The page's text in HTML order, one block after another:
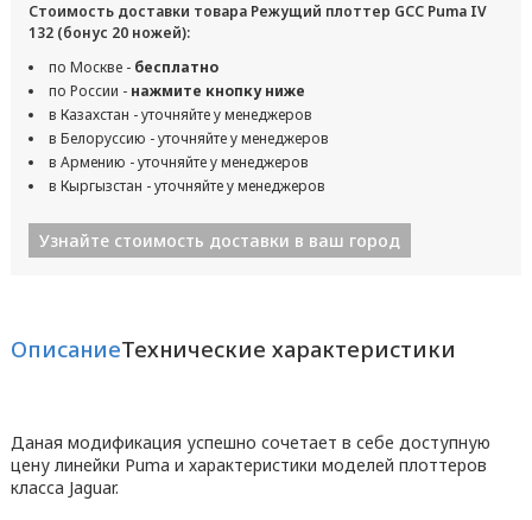
Стоимость доставки товара Режущий плоттер GCC Puma IV
132 (бонус 20 ножей):
по Москве - бесплатно
по России - нажмите кнопку ниже
в Казахстан - уточняйте у менеджеров
в Белоруссию - уточняйте у менеджеров
в Армению - уточняйте у менеджеров
в Кыргызстан - уточняйте у менеджеров
Узнайте стоимость доставки в ваш город
ОписаниеТехнические характеристики
Даная модификация успешно сочетает в себе доступную
цену линейки Puma и характеристики моделей плоттеров
класса Jaguar.